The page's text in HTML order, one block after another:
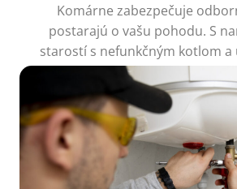
Komárne zabezpečuje
postarajú o vašu pohodu. S
starostí s nefunkčným kotlom a
domova.